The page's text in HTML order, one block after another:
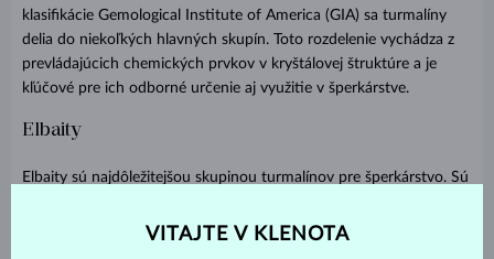
klasifikácie Gemological Institute of America (GIA) sa turmalíny
delia do niekoľkých hlavných skupín. Toto rozdelenie vychádza z
prevládajúcich chemických prvkov v kryštálovej štruktúre a je
kľúčové pre ich odborné určenie aj využitie v šperkárstve.
Elbaity
Elbaity sú najdôležitejšou skupinou turmalínov pre šperkárstvo. Sú
používaných v drahých šperkoch. Práve elbaity sa vyznačujú
VITAJTE V KLENOTA